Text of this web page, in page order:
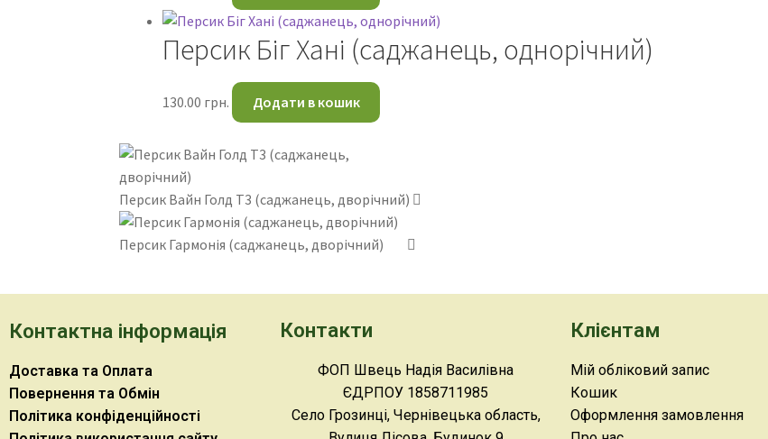
Персик Біг Хані (саджанець, однорічний)
130.00 грн. Додати в кошик
Персик Вайн Голд Т3 (саджанець, дворічний)
Персик Гармонія (саджанець, дворічний)
Контактна інформація
Доставка та Оплата
Повернення та Обмін
Політика конфіденційності
Контакти
ФОП Швець Надія Василівна
ЄДРПОУ 1858711985
Село Грозинці, Чернівецька область,
Клієнтам
Мій обліковий запис
Кошик
Оформлення замовлення